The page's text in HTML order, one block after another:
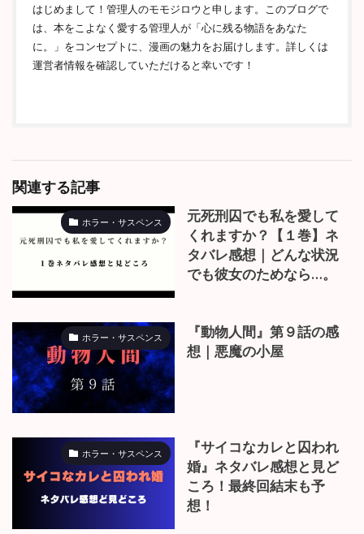
はじめまして！管理人のモモジロウと申します。このブログで
は、本をこよなく愛する管理人が「心に残る物語をあなた
に。」をコンセプトに、漫画の魅力をお届けします。詳しくは
運営者情報を確認していただけると幸いです！
関連する記事
ホラー・サスペンス
元死刑囚でも私を愛して
くれますか？【１巻】ネ
タバレ感想｜どんな状況
でも彼女のためなら…。
ホラー・サスペンス
『動物人間』第９話の感
想｜悪魔の小屋
ホラー・サスペンス
『サイコなカレと囚われ
婚』ネタバレ感想と見ど
ころ！最終回結末も予
想！